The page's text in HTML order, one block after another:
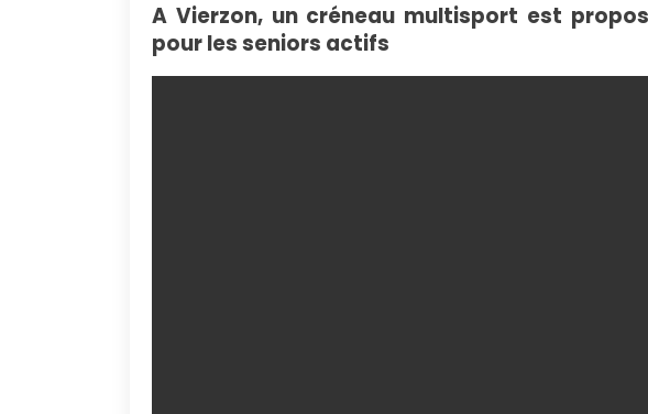
A Vierzon, un créneau multisport est
pour les seniors actifs